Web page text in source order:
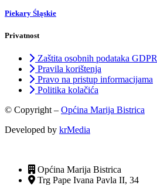
Piekary Śląskie
Privatnost
Zaštita osobnih podataka GDPR
Pravila korištenja
Pravo na pristup informacijama
Politika kolačića
© Copyright – Općina Marija Bistrica
Developed by krMedia
Općina Marija Bistrica
Trg Pape Ivana Pavla II, 34